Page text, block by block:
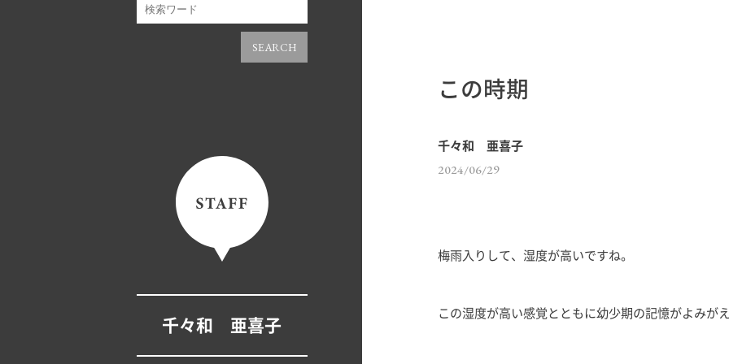
この時期
千々和 亜喜子
2024/06/29
梅雨入りして、湿度が高いですね。
この湿度が高い感覚とともに幼少期の記憶がよみがえ
SEARCH
千々和 亜喜子